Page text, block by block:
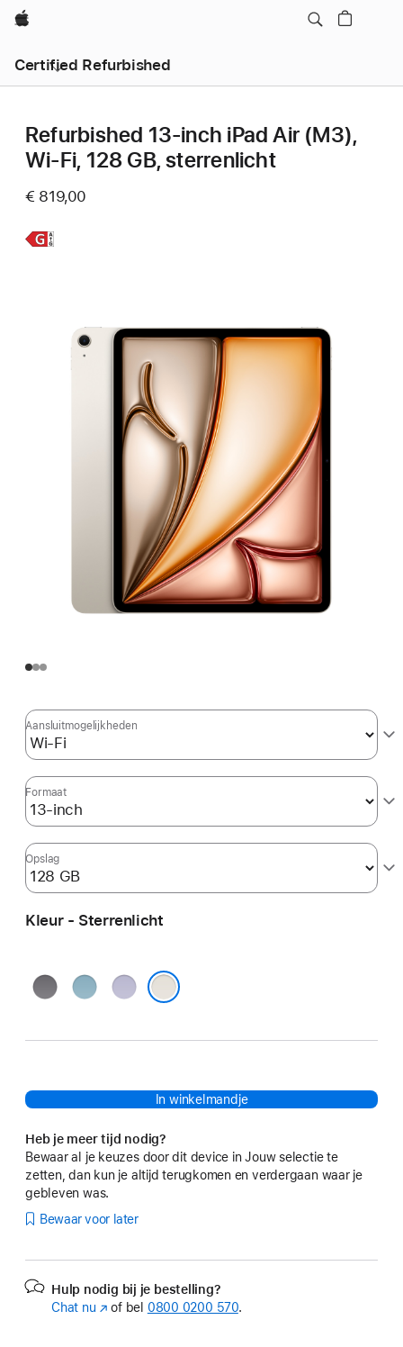
Apple
Certified Refurbished
Refurbished 13‑inch iPad Air (M3),
Wi-Fi, 128 GB, sterrenlicht
€ 819,00
Meer
Aansluit­mogelijkheden
Formaat
Opslag
Kleur - Sterrenlicht
Spacegrijs
BlauwPaars
In winkelmandje
Heb je meer tijd nodig?
Bewaar al je keuzes door dit device in Jouw selectie te
zetten, dan kun je altijd terugkomen en verdergaan waar je
gebleven was.
Bewaar voor later
Hulp nodig bij je bestelling?
Chat nu (Wordt
of bel 0800 0200 570.